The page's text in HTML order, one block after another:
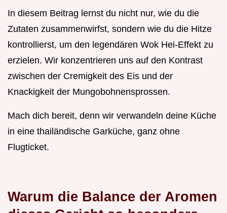
In diesem Beitrag lernst du nicht nur, wie du die
Zutaten zusammenwirfst, sondern wie du die Hitze
kontrollierst, um den legendären Wok Hei-Effekt zu
erzielen. Wir konzentrieren uns auf den Kontrast
zwischen der Cremigkeit des Eis und der
Knackigkeit der Mungobohnensprossen.
Mach dich bereit, denn wir verwandeln deine Küche
in eine thailändische Garküche, ganz ohne
Flugticket.
Warum die Balance der Aromen